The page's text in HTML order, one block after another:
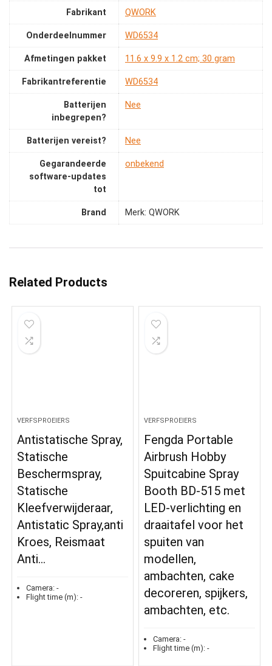
Fabrikant ‎QWORK
Onderdeelnummer ‎WD6534
Afmetingen pakket ‎11.6 x 9.9 x 1.2 cm; 30 gram
Fabrikantreferentie ‎WD6534
Batterijen
inbegrepen?
‎Nee
Batterijen vereist? ‎Nee
Gegarandeerde
software-updates
tot
‎onbekend
Brand Merk: QWORK
Related Products
VERFSPROEIERS
Antistatische Spray,
Statische
Beschermspray,
Statische
Kleefverwijderaar,
Antistatic Spray,anti
Kroes, Reismaat
Anti…
Camera: -
Flight time (m): -
VERFSPROEIERS
Fengda Portable
Airbrush Hobby
Spuitcabine Spray
Booth BD-515 met
LED-verlichting en
draaitafel voor het
spuiten van
modellen,
ambachten, cake
decoreren, spijkers,
ambachten, etc.
Camera: -
Flight time (m): -